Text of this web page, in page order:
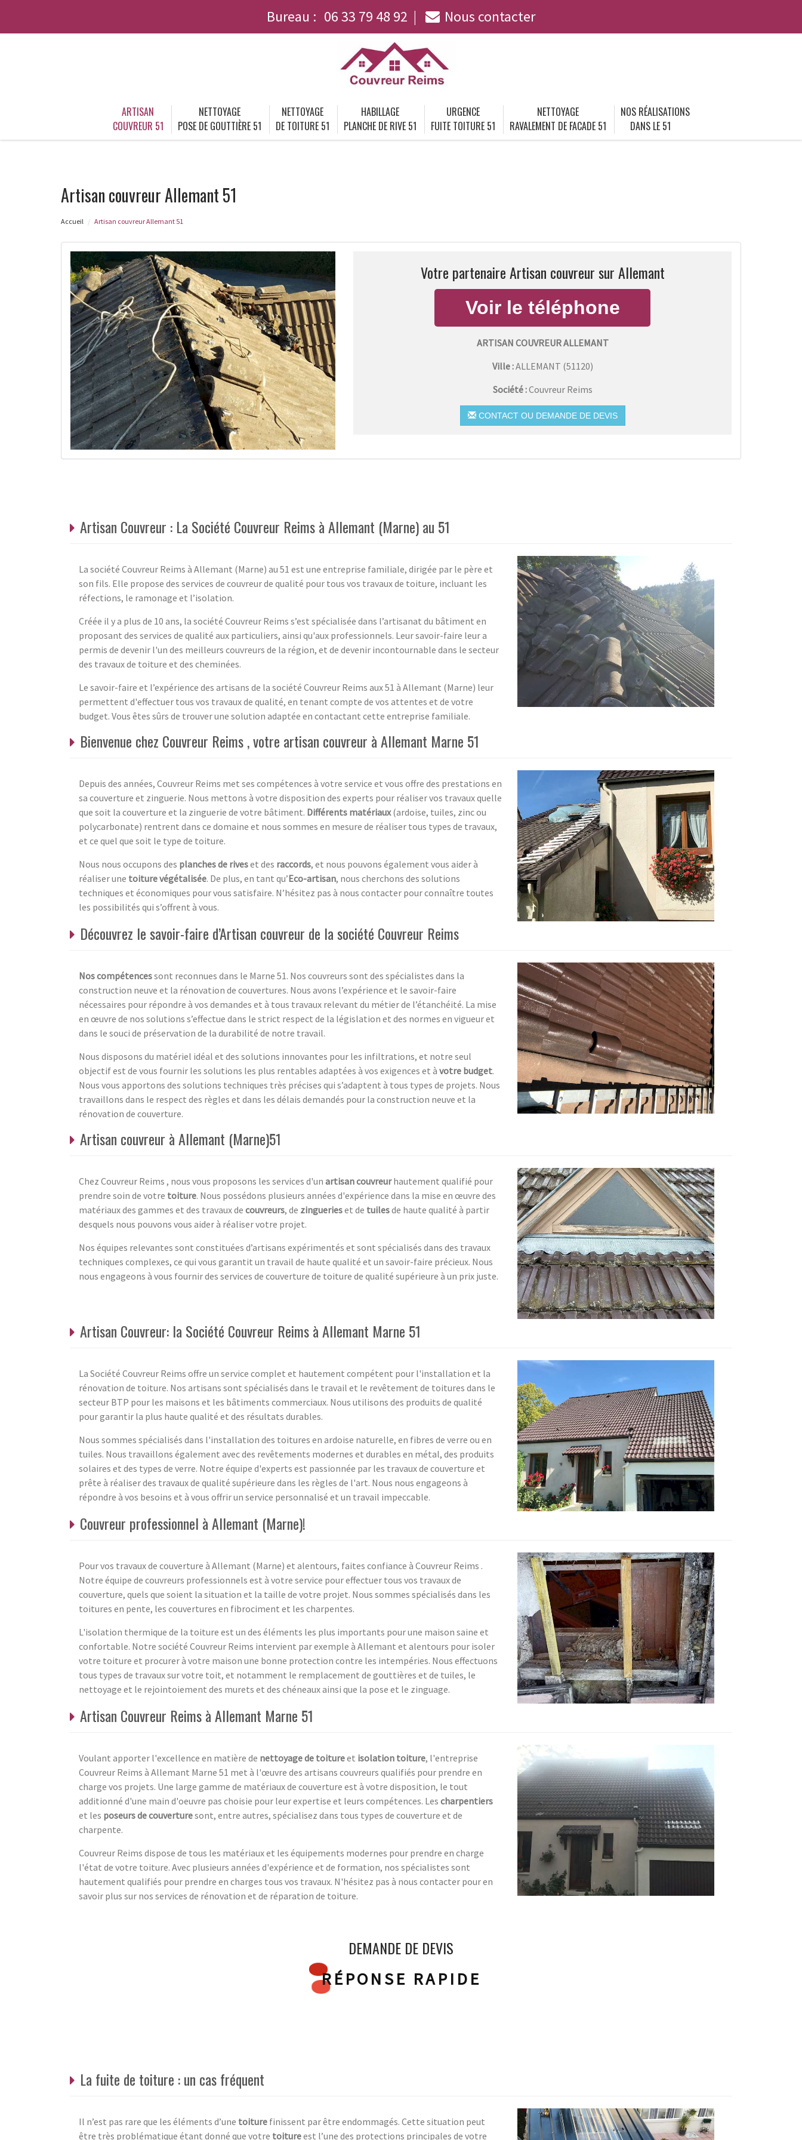
Bureau : 06 33 79 48 92 Nous contacter
ARTISAN
COUVREUR 51
NETTOYAGE
POSE DE GOUTTIÈRE 51
NETTOYAGE
DE TOITURE 51
HABILLAGE
PLANCHE DE RIVE 51
URGENCE
FUITE TOITURE 51
NETTOYAGE
RAVALEMENT DE FACADE 51
NOS RÉALISATIONS
DANS LE 51
Artisan couvreur Allemant 51
Accueil Artisan couvreur Allemant 51
Votre partenaire Artisan couvreur sur Allemant
ARTISAN COUVREUR ALLEMANT
Ville :ALLEMANT (51120)
Société :Couvreur Reims
CONTACT OU DEMANDE DE DEVIS
Artisan Couvreur : La Société Couvreur Reims à Allemant (Marne) au 51
La société Couvreur Reims à Allemant (Marne) au 51 est une entreprise familiale, dirigée par le père et
son fils. Elle propose des services de couvreur de qualité pour tous vos travaux de toiture, incluant les
réfections, le ramonage et l’isolation.
Créée il y a plus de 10 ans, la société Couvreur Reims s’est spécialisée dans l’artisanat du bâtiment en
proposant des services de qualité aux particuliers, ainsi qu'aux professionnels. Leur savoir-faire leur a
permis de devenir l'un des meilleurs couvreurs de la région, et de devenir incontournable dans le secteur
des travaux de toiture et des cheminées.
Le savoir-faire et l’expérience des artisans de la société Couvreur Reims aux 51 à Allemant (Marne) leur
permettent d'effectuer tous vos travaux de qualité, en tenant compte de vos attentes et de votre
budget. Vous êtes sûrs de trouver une solution adaptée en contactant cette entreprise familiale.
Bienvenue chez Couvreur Reims , votre artisan couvreur à Allemant Marne 51
Depuis des années, Couvreur Reims met ses compétences à votre service et vous offre des prestations en
sa couverture et zinguerie. Nous mettons à votre disposition des experts pour réaliser vos travaux quelle
que soit la couverture et la zinguerie de votre bâtiment. Différents matériaux(ardoise, tuiles, zinc ou
polycarbonate) rentrent dans ce domaine et nous sommes en mesure de réaliser tous types de travaux,
et ce quel que soit le type de toiture.
Nous nous occupons des planches de riveset des raccords, et nous pouvons également vous aider à
réaliser une toiture végétalisée. De plus, en tant qu’Eco-artisan, nous cherchons des solutions
techniques et économiques pour vous satisfaire. N’hésitez pas à nous contacter pour connaître toutes
les possibilités qui s’offrent à vous.
Découvrez le savoir-faire d’Artisan couvreur de la société Couvreur Reims
Nos compétencessont reconnues dans le Marne 51. Nos couvreurs sont des spécialistes dans la
construction neuve et la rénovation de couvertures. Nous avons l’expérience et le savoir-faire
nécessaires pour répondre à vos demandes et à tous travaux relevant du métier de l’étanchéité. La mise
en œuvre de nos solutions s’effectue dans le strict respect de la législation et des normes en vigueur et
dans le souci de préservation de la durabilité de notre travail.
Nous disposons du matériel idéal et des solutions innovantes pour les infiltrations, et notre seul
objectif est de vous fournir les solutions les plus rentables adaptées à vos exigences et à votre budget.
Nous vous apportons des solutions techniques très précises qui s’adaptent à tous types de projets. Nous
travaillons dans le respect des règles et dans les délais demandés pour la construction neuve et la
rénovation de couverture.
Artisan couvreur à Allemant (Marne)51
Chez Couvreur Reims , nous vous proposons les services d'un artisan couvreurhautement qualifié pour
prendre soin de votre toiture. Nous possédons plusieurs années d'expérience dans la mise en œuvre des
matériaux des gammes et des travaux de couvreurs, de zinguerieset de tuilesde haute qualité à partir
desquels nous pouvons vous aider à réaliser votre projet.
Nos équipes relevantes sont constituées d’artisans expérimentés et sont spécialisés dans des travaux
techniques complexes, ce qui vous garantit un travail de haute qualité et un savoir-faire précieux. Nous
nous engageons à vous fournir des services de couverture de toiture de qualité supérieure à un prix juste.
Artisan Couvreur: la Société Couvreur Reims à Allemant Marne 51
La Société Couvreur Reims offre un service complet et hautement compétent pour l'installation et la
rénovation de toiture. Nos artisans sont spécialisés dans le travail et le revêtement de toitures dans le
secteur BTP pour les maisons et les bâtiments commerciaux. Nous utilisons des produits de qualité
pour garantir la plus haute qualité et des résultats durables.
Nous sommes spécialisés dans l'installation des toitures en ardoise naturelle, en fibres de verre ou en
tuiles. Nous travaillons également avec des revêtements modernes et durables en métal, des produits
solaires et des types de verre. Notre équipe d'experts est passionnée par les travaux de couverture et
prête à réaliser des travaux de qualité supérieure dans les règles de l'art. Nous nous engageons à
répondre à vos besoins et à vous offrir un service personnalisé et un travail impeccable.
Couvreur professionnel à Allemant (Marne)!
Pour vos travaux de couverture à Allemant (Marne) et alentours, faites confiance à Couvreur Reims .
Notre équipe de couvreurs professionnels est à votre service pour effectuer tous vos travaux de
couverture, quels que soient la situation et la taille de votre projet. Nous sommes spécialisés dans les
toitures en pente, les couvertures en fibrociment et les charpentes.
L'isolation thermique de la toiture est un des éléments les plus importants pour une maison saine et
confortable. Notre société Couvreur Reims intervient par exemple à Allemant et alentours pour isoler
votre toiture et procurer à votre maison une bonne protection contre les intempéries. Nous effectuons
tous types de travaux sur votre toit, et notamment le remplacement de gouttières et de tuiles, le
nettoyage et le rejointoiement des murets et des chéneaux ainsi que la pose et le zinguage.
Artisan Couvreur Reims à Allemant Marne 51
Voulant apporter l'excellence en matière de nettoyage de toitureet isolation toiture, l'entreprise
Couvreur Reims à Allemant Marne 51 met à l'œuvre des artisans couvreurs qualifiés pour prendre en
charge vos projets. Une large gamme de matériaux de couverture est à votre disposition, le tout
additionné d'une main d'oeuvre pas choisie pour leur expertise et leurs compétences. Les charpentiers
et les poseurs de couverturesont, entre autres, spécialisez dans tous types de couverture et de
charpente.
Couvreur Reims dispose de tous les matériaux et les équipements modernes pour prendre en charge
l'état de votre toiture. Avec plusieurs années d'expérience et de formation, nos spécialistes sont
hautement qualifiés pour prendre en charges tous vos travaux. N'hésitez pas à nous contacter pour en
savoir plus sur nos services de rénovation et de réparation de toiture.
DEMANDE DE DEVIS
RÉPONSE RAPIDE
La fuite de toiture : un cas fréquent
Il n’est pas rare que les éléments d’une toiture finissent par être endommagés. Cette situation peut
être très problématique étant donné que votre toitureest l’une des protections principales de votre